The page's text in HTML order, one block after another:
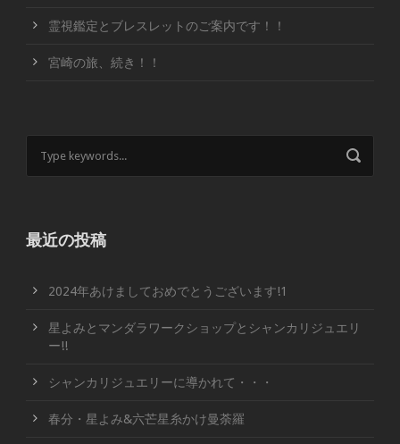
霊視鑑定とブレスレットのご案内です！！
宮崎の旅、続き！！
最近の投稿
2024年あけましておめでとうございます!1
星よみとマンダラワークショップとシャンカリジュエリ
ー!!
シャンカリジュエリーに導かれて・・・
春分・星よみ&六芒星糸かけ曼荼羅